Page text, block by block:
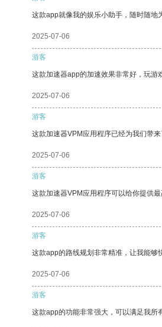
这款app就像我的娱乐小助手，随时随地
2025-07-06
游客
这款加速器app的加速效果非常好，玩游
2025-07-06
游客
这款加速器VPM应用程序已经为我们带
2025-07-06
游客
这款加速器VPM应用程序可以给你提供
2025-07-06
游客
这款app的路线规划非常精准，让我能够
2025-07-06
游客
这款app的功能非常强大，可以满足我所